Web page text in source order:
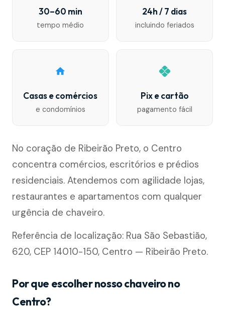
30–60 min
tempo médio
24h / 7 dias
incluindo feriados
Casas e comércios
e condomínios
Pix e cartão
pagamento fácil
No coração de Ribeirão Preto, o Centro
concentra comércios, escritórios e prédios
residenciais. Atendemos com agilidade lojas,
restaurantes e apartamentos com qualquer
urgência de chaveiro.
Referência de localização: Rua São Sebastião,
620, CEP 14010-150, Centro — Ribeirão Preto.
Por que escolher nosso chaveiro no
Centro?